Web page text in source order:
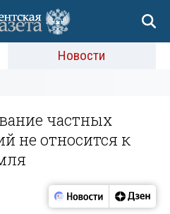
Новости
частных
не относится к